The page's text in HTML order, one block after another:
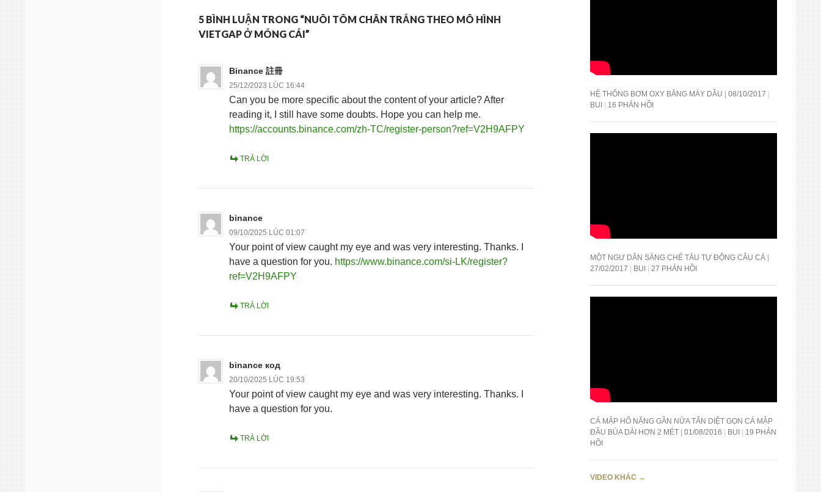
5 BÌNH LUẬN TRONG “NUÔI TÔM CHÂN TRẮNG THEO MÔ HÌNH
VIETGAP Ở MÓNG CÁI”
Binance 註冊
25/12/2023 LÚC 16:44
Can you be more specific about the content of your article? After
reading it, I still have some doubts. Hope you can help me.
https://accounts.binance.com/zh-TC/register-person?ref=V2H9AFPY
TRẢ LỜI
binance
09/10/2025 LÚC 01:07
Your point of view caught my eye and was very interesting. Thanks. I
have a question for you. https://www.binance.com/si-LK/register?
ref=V2H9AFPY
TRẢ LỜI
binance код
20/10/2025 LÚC 19:53
Your point of view caught my eye and was very interesting. Thanks. I
have a question for you.
TRẢ LỜI
HỆ THỐNG BƠM OXY BẰNG MÁY DẦU
08/10/2017
BUI
16 PHẢN HỒI
MỘT NGƯ DÂN SÁNG CHẾ TÀU TỰ ĐỘNG CÂU CÁ
27/02/2017
BUI 27 PHẢN HỒI
CÁ MẬP HỔ NẶNG GẦN NỬA TẤN DIỆT GỌN CÁ MẬP
ĐẦU BÚA DÀI HƠN 2 MÉT
01/08/2016 BUI
19 PHẢN
HỒI
VIDEO KHÁC →